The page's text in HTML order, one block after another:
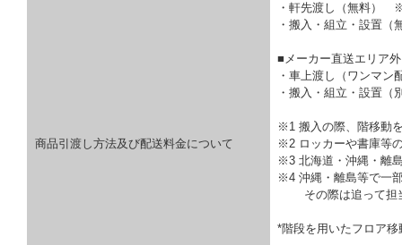
商品引渡し方法及び配送料金について
・軒先渡し（無料）
・搬入・組立・設置（
■メーカー直送エリア外
・車上渡し（ワンマン
・搬入・組立・設置（
※1 搬入の際、階移動
※2 ロッカーや書庫等
※3 北海道・沖縄・離
※4 沖縄・離島等で一
その際は追って担当
*階段を用いたフロア